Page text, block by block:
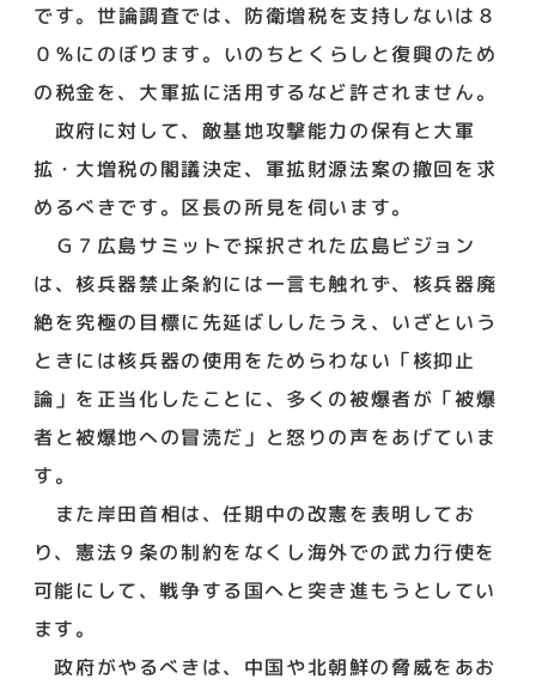
です。世論調査では、防衛増税を支持しないは８
０％にのぼります。いのちとくらしと復興のため
の税金を、大軍拡に活用するなど許されません。
政府に対して、敵基地攻撃能力の保有と大軍
拡・大増税の閣議決定、軍拡財源法案の撤回を求
めるべきです。区長の所見を伺います。
Ｇ７広島サミットで採択された広島ビジョン
は、核兵器禁止条約には一言も触れず、核兵器廃
絶を究極の目標に先延ばししたうえ、いざという
ときには核兵器の使用をためらわない「核抑止
論」を正当化したことに、多くの被爆者が「被爆
者と被爆地への冒涜だ」と怒りの声をあげていま
す。
また岸田首相は、任期中の改憲を表明してお
り、憲法９条の制約をなくし海外での武力行使を
可能にして、戦争する国へと突き進もうとしてい
ます。
政府がやるべきは、中国や北朝鮮の脅威をあお